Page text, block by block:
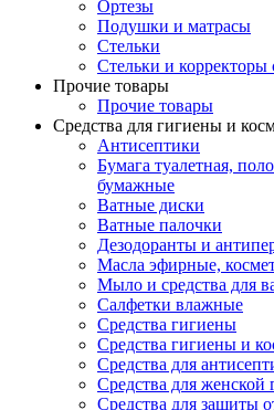
Ортезы
Подушки и матрасы
Стельки
Стельки и корректоры
Прочие товары
Прочие товары
Средства для гигиены и
Антисептики
Бумага туалетная,
бумажные
Ватные диски
Ватные палочки
Дезодоранты и
Масла эфирные,
Мыло и средства для
Салфетки влажные
Средства гигиены
Средства гигиены и
Средства для
Средства для женской
Средства для защиты